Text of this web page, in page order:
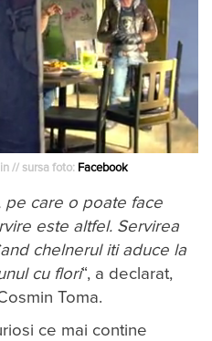
// sursa foto: Facebook
pe care o poate face
este altfel. Servirea
chelnerul iti aduce la
cu flori“, a declarat,
Toma.
ce mai contine